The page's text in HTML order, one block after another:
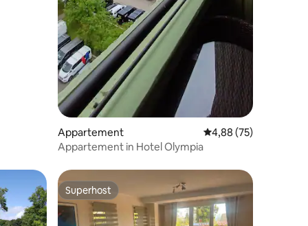
Appartement Gemiddelde
4,88 (75)
Appartement in Hotel Olympia
Superhost
Superhost